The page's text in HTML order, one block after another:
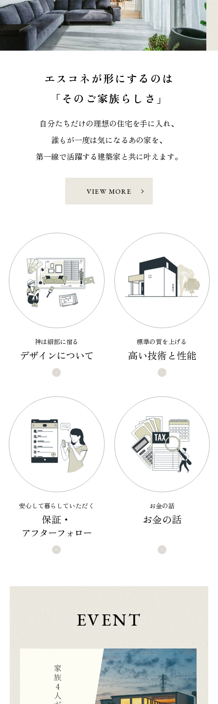
エスコネが形にするのは
「そのご家族らしさ」
自分たちだけの理想の住宅を手に入れ、
誰もが一度は気になるあの家を、
第一線で活躍する建築家と共に叶えます。
VIEW MORE
神は細部に宿る
デザインについて
標準の質を上げる
高い技術と性能
安心して暮らしていただく
保証・
アフターフォロー
お金の話
お金の話
EVENT